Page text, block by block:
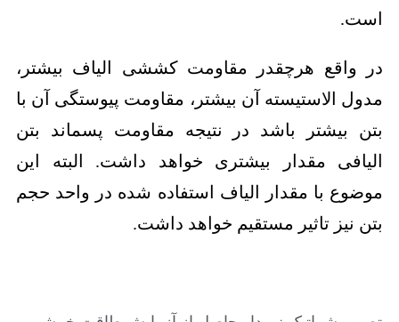
است.
در واقع هرچقدر مقاومت کششی الیاف بیشتر،
مدول الاستیسته آن بیشتر، مقاومت پیوستگی آن با
بتن بیشتر باشد در نتیجه مقاومت پسماند بتن
الیافی مقدار بیشتری خواهد داشت. البته این
موضوع با مقدار الیاف استفاده شده در واحد حجم
بتن نیز تاثیر مستقیم خواهد داشت.